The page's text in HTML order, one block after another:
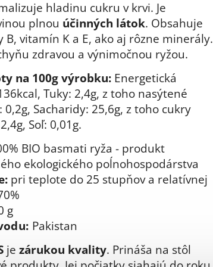
hladinu cukru v krvi. Je
plnou účinných látok. Obsahuje
vitamín K a E, ako aj rôzne minerály.
zdravou a výnimočnou ryžou.
na 100g výrobku: Energetická
Tuky: 2,4g, z toho nasýtené
Sacharidy: 25,6g, z toho cukry
Soľ: 0,01g.
BIO basmati ryža - produkt
ekologického poĺnohospodárstva
pri teplote do 25 stupňov a relatívnej
g
Pakistan
je zárukou kvality. Prináša na stôl